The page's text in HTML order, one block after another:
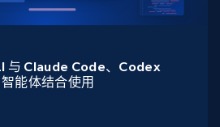
与 Claude Code、Codex
能体结合使用